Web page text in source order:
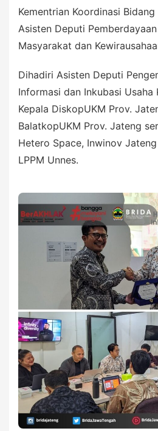
Kementrian Koordinasi
Asisten Deputi
Masyarakat dan
Dihadiri Asisten Deputi
Informasi dan Inkubasi Usaha
Kepala DiskopUKM Prov.
BalatkopUKM Prov. Jateng
Hetero Space, Inwinov
LPPM Unnes.